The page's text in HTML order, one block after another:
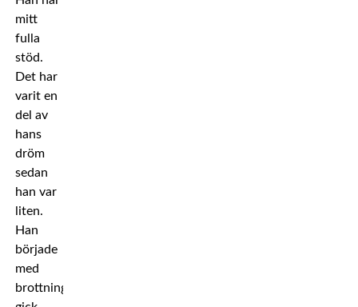
mitt
fulla
stöd.
Det har
varit en
del av
hans
dröm
sedan
han var
liten.
Han
började
med
brottning,